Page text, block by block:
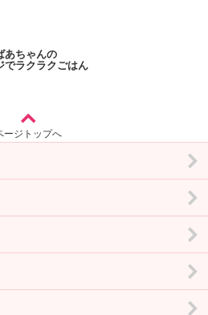
あちゃんの
でラクラクごはん
ージトップへ